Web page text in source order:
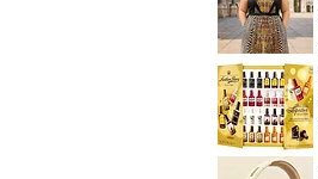
York
City
Musical
Snow
Globe
Decoration
Gift
Present
Bryant
Sleeveless
Abstract
Dress
size
14
size
*New
Sealed*